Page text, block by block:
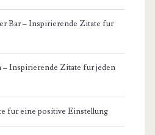
Bar – Inspirierende Zitate fur
– Inspirierende Zitate fur jeden
fur eine positive Einstellung